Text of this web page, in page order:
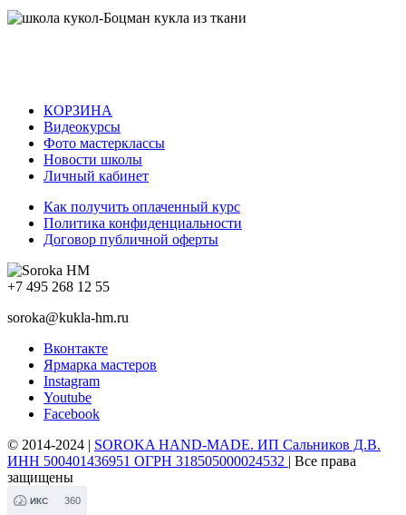
КОРЗИНА
Видеокурсы
Фото мастерклассы
Новости школы
Личный кабинет
Как получить оплаченный курс
Политика конфиденциальности
Договор публичной оферты
+7 495 268 12 55
soroka@kukla-hm.ru
Вконтакте
Ярмарка мастеров
Instagram
Youtube
Facebook
© 2014-2024 | SOROKA HAND-MADE. ИП Сальников Д.В.
ИНН 500401436951 ОГРН 318505000024532 | Все права
защищены
ИКС 360